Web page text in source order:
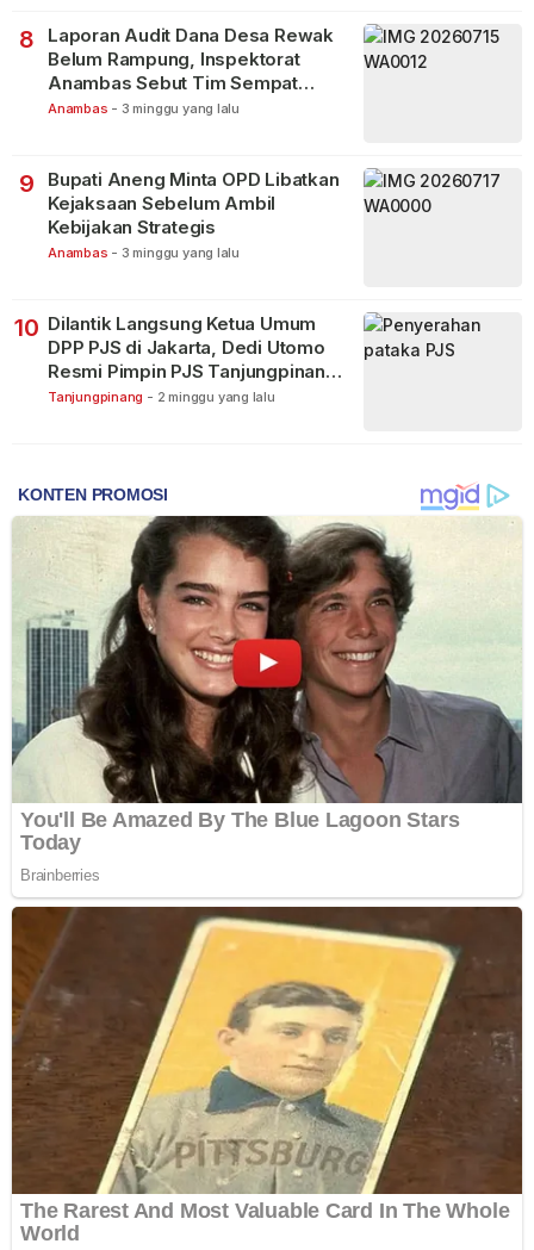
8
Laporan Audit Dana Desa Rewak
Belum Rampung, Inspektorat
Anambas Sebut Tim Sempat
Terbagi Tangani Kasus Lain
Anambas - 3 minggu yang lalu
9
Bupati Aneng Minta OPD Libatkan
Kejaksaan Sebelum Ambil
Kebijakan Strategis
Anambas - 3 minggu yang lalu
10 Dilantik Langsung Ketua Umum
DPP PJS di Jakarta, Dedi Utomo
Resmi Pimpin PJS Tanjungpinang-
Bintan
Tanjungpinang - 2 minggu yang lalu